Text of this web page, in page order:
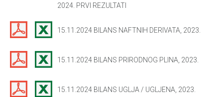
2024. PRVI REZULTATI
15.11.2024 BILANS NAFTNIH DERIVATA, 2023.
15.11.2024 BILANS PRIRODNOG PLINA, 2023.
15.11.2024 BILANS UGLJA / UGLJENA, 2023.